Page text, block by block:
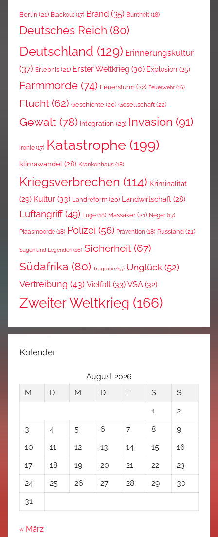
Berlin (21) Blackout (17) Brand (35) Buntheit (18)
Deutsches Reich (80)
Deutschland (129) Erinnerungskultur
(37) Erlebnis (21) Erster Weltkrieg (30) Explosion (25)
Farmmorde (74) Feuersturm (22) Feuerwehr (16)
Flucht (62) Geschichte (20) Gesellschaft(22)
Gewalt (78) Integration (23) Invasion (91)
Ironie (17) Katastrophe (199)
klimawandel (28) Krankenhaus (18)
Kriegsverbrechen (114) Kriminalität
(29) Kultur (33) Landreform (20) Landwirtschaft (28)
Luftangriff (49) Lüge (18) Massaker (21) Neger (17)
Plaasmoorde (18) Polizei (56) Prävention (18) Russland (21)
Sagen und Legenden (16) Sicherheit (67)
Südafrika (80) Tragödie (15) Unglück (52)
Vertreibung (43) Vielfalt (33) VSA (32)
Zweiter Weltkrieg (166)
Kalender
August 2026
M
D M D F S
S
1
2
3
4 5 6 7 8
9
10
11 12 13 14 15
16
17
18 19 20 21 22
23
24
25 26 27 28 29
30
31
« März